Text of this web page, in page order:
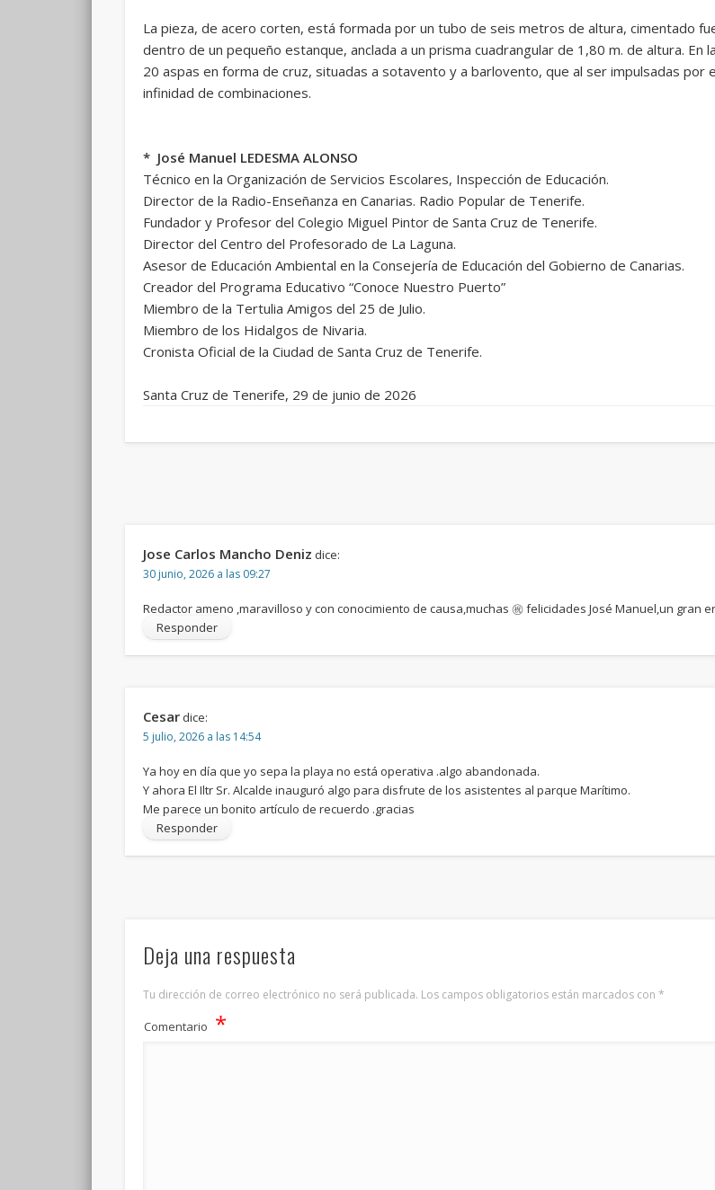
La pieza, de acero corten, está formada por un tubo de seis metros de altura, cimentado
dentro de un pequeño estanque, anclada a un prisma cuadrangular de 1,80 m. de altura.
20 aspas en forma de cruz, situadas a sotavento y a barlovento, que al ser impulsadas
infinidad de combinaciones.
* José Manuel LEDESMA ALONSO
Técnico en la Organización de Servicios Escolares, Inspección de Educación.
Director de la Radio-Enseñanza en Canarias. Radio Popular de Tenerife.
Fundador y Profesor del Colegio Miguel Pintor de Santa Cruz de Tenerife.
Director del Centro del Profesorado de La Laguna.
Asesor de Educación Ambiental en la Consejería de Educación del Gobierno de Canarias.
Creador del Programa Educativo “Conoce Nuestro Puerto”
Miembro de la Tertulia Amigos del 25 de Julio.
Miembro de los Hidalgos de Nivaria.
Cronista Oficial de la Ciudad de Santa Cruz de Tenerife.
Santa Cruz de Tenerife, 29 de junio de 2026
Jose Carlos Mancho Deniz dice:
30 junio, 2026 a las 09:27
Redactor ameno ,maravilloso y con conocimiento de causa,muchas ㊗️ felicidades José Manuel,un gran
Responder
Cesar dice:
5 julio, 2026 a las 14:54
Ya hoy en día que yo sepa la playa no está operativa .algo abandonada.
Y ahora El Iltr Sr. Alcalde inauguró algo para disfrute de los asistentes al parque Marítimo.
Me parece un bonito artículo de recuerdo .gracias
Responder
Deja una respuesta
Tu dirección de correo electrónico no será publicada. Los campos obligatorios están marcados con *
Comentario *